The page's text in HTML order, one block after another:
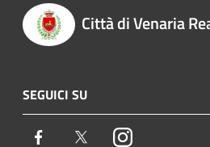
Città di Venaria
SEGUICI SU
Facebook TwitterInstagram